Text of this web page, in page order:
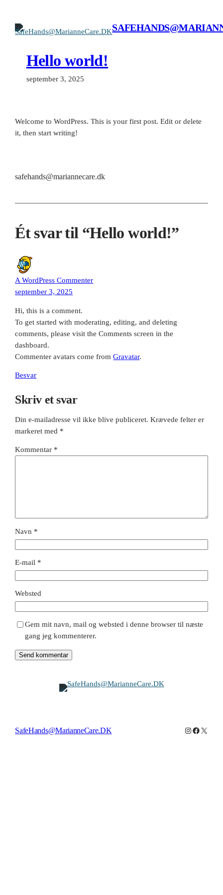
indhold
Hello world!
september 3, 2025
Welcome to WordPress. This is your first post. Edit or delete
it, then start writing!
safehands@mariannecare.dk
Ét svar til “Hello world!”
A WordPress Commenter
september 3, 2025
Hi, this is a comment.
To get started with moderating, editing, and deleting
comments, please visit the Comments screen in the
dashboard.
Commenter avatars come fromGravatar.
Besvar
Skriv et svar
Din e-mailadresse vil ikke blive publiceret. Krævede felter er
markeret med *
Kommentar *
Navn *
E-mail *
Websted
Gem mit navn, mail og websted i denne browser til næste
gang jeg kommenterer.
SafeHands@MarianneCare.DK Instagram
Facebook
X